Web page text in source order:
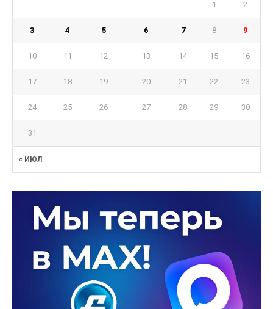
« ИЮЛ
1 2
3 4 5 6 7 8 9
10 11 12 13 14 15 16
17 18 19 20 21 22 23
24 25 26 27 28 29 30
31